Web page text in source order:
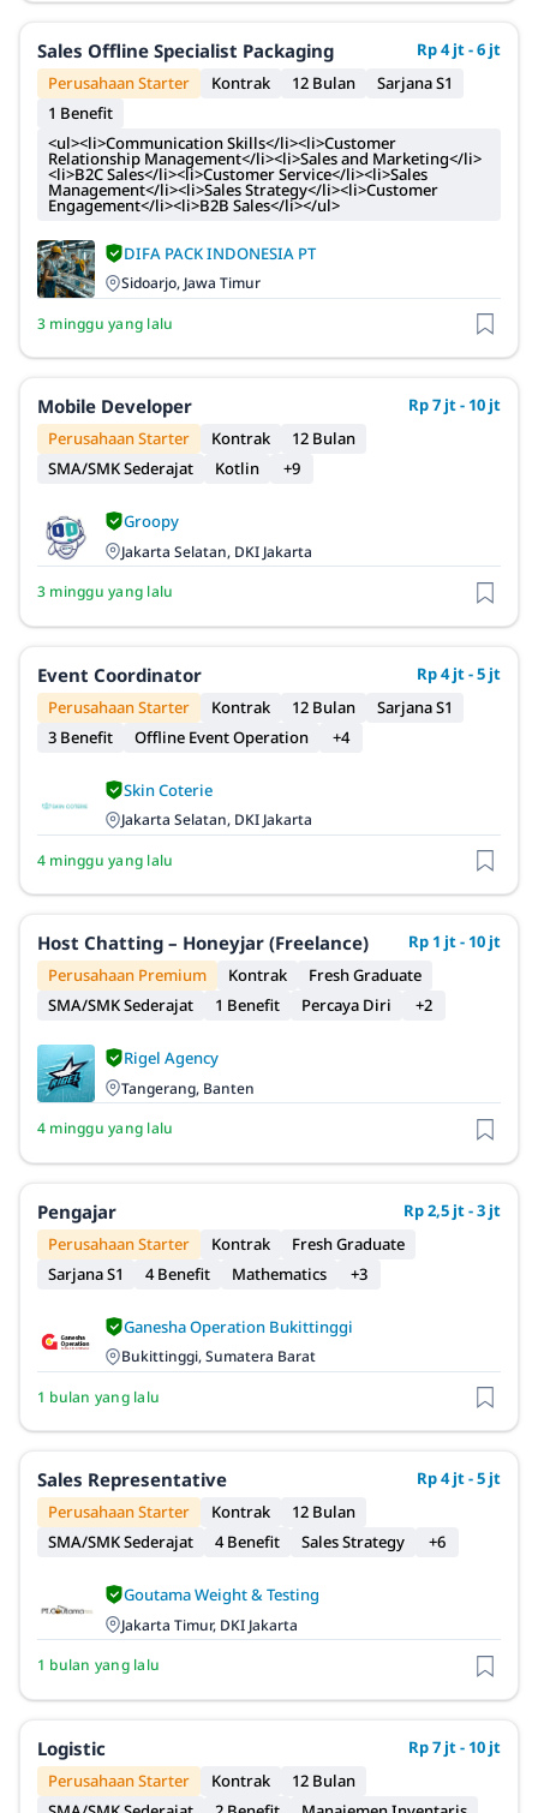
Sales Offline Specialist Packaging
Rp 4 jt - 6 jt
Perusahaan Starter
Kontrak 12 Bulan
Sarjana S1
1 Benefit
<ul><li>Communication Skills</li><li>Customer
Relationship Management</li><li>Sales and Marketing</li>
<li>B2C Sales</li><li>Customer Service</li><li>Sales
Management</li><li>Sales Strategy</li><li>Customer
Engagement</li><li>B2B Sales</li></ul>
DIFA PACK INDONESIA PT
Sidoarjo, Jawa Timur
3 minggu yang lalu
Mobile Developer
Rp 7 jt - 10 jt
Perusahaan Starter
Kontrak
12 Bulan
SMA/SMK Sederajat
Kotlin +9
Groopy
Jakarta Selatan, DKI Jakarta
3 minggu yang lalu
Event Coordinator
Rp 4 jt - 5 jt
Perusahaan Starter
Kontrak 12 Bulan
Sarjana S1
3 Benefit
Offline Event Operation +4
Skin Coterie
Jakarta Selatan, DKI Jakarta
4 minggu yang lalu
Host Chatting – Honeyjar (Freelance)
Rp 1 jt - 10 jt
Perusahaan Premium
Kontrak
Fresh Graduate
SMA/SMK Sederajat
1 Benefit Percaya Diri +2
Rigel Agency
Tangerang, Banten
4 minggu yang lalu
Pengajar
Rp 2,5 jt - 3 jt
Perusahaan Starter
Kontrak
Fresh Graduate
Sarjana S1
4 Benefit Mathematics +3
Ganesha Operation Bukittinggi
Bukittinggi, Sumatera Barat
1 bulan yang lalu
Sales Representative
Rp 4 jt - 5 jt
Perusahaan Starter
Kontrak
12 Bulan
SMA/SMK Sederajat
4 Benefit Sales Strategy +6
Goutama Weight & Testing
Jakarta Timur, DKI Jakarta
1 bulan yang lalu
Logistic
Rp 7 jt - 10 jt
Perusahaan Starter
Kontrak
12 Bulan